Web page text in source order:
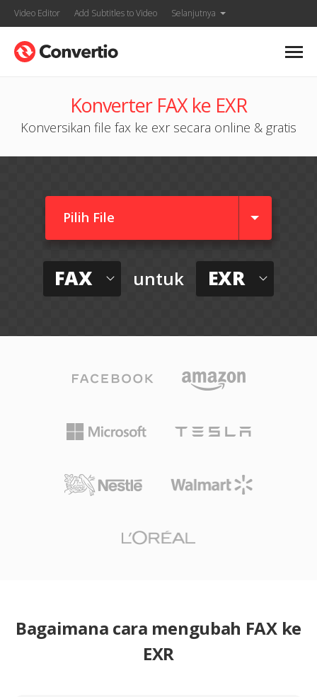
Video Editor Add Subtitles to Video Selanjutnya
Konverter FAX ke EXR
Konversikan file fax ke exr secara online & gratis
Pilih File
FAX untuk EXR
Bagaimana cara mengubah FAX ke
EXR